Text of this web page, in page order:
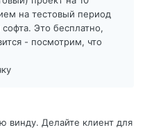
на тестовый период
Это бесплатно,
- посмотрим, что
винду. Делайте клиент для